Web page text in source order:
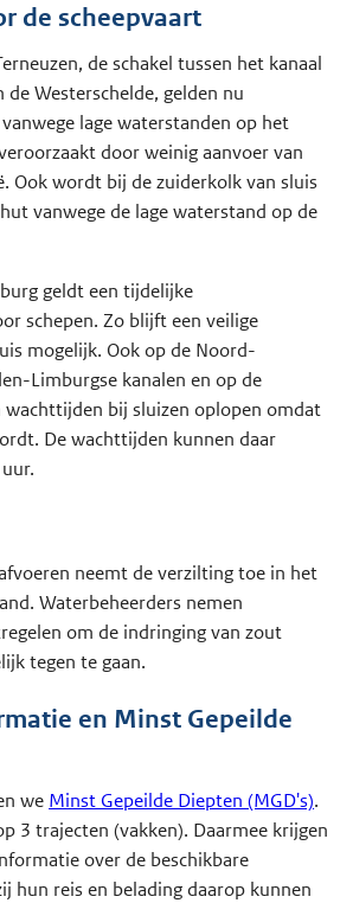
de scheepvaart
de schakel tussen het kanaal
de Westerschelde, gelden nu
lage waterstanden op het
door weinig aanvoer van
Ook wordt bij de zuiderkolk van sluis
vanwege de lage waterstand op de
geldt een tijdelijke
schepen. Zo blijft een veilige
mogelijk. Ook op de Noord-
Limburgse kanalen en op de
wachttijden bij sluizen oplopen omdat
De wachttijden kunnen daar
neemt de verzilting toe in het
Waterbeheerders nemen
om de indringing van zout
tegen te gaan.
en Minst Gepeilde
we Minst Gepeilde Diepten (MGD's).
3 trajecten (vakken). Daarmee krijgen
over de beschikbare
hun reis en belading daarop kunnen